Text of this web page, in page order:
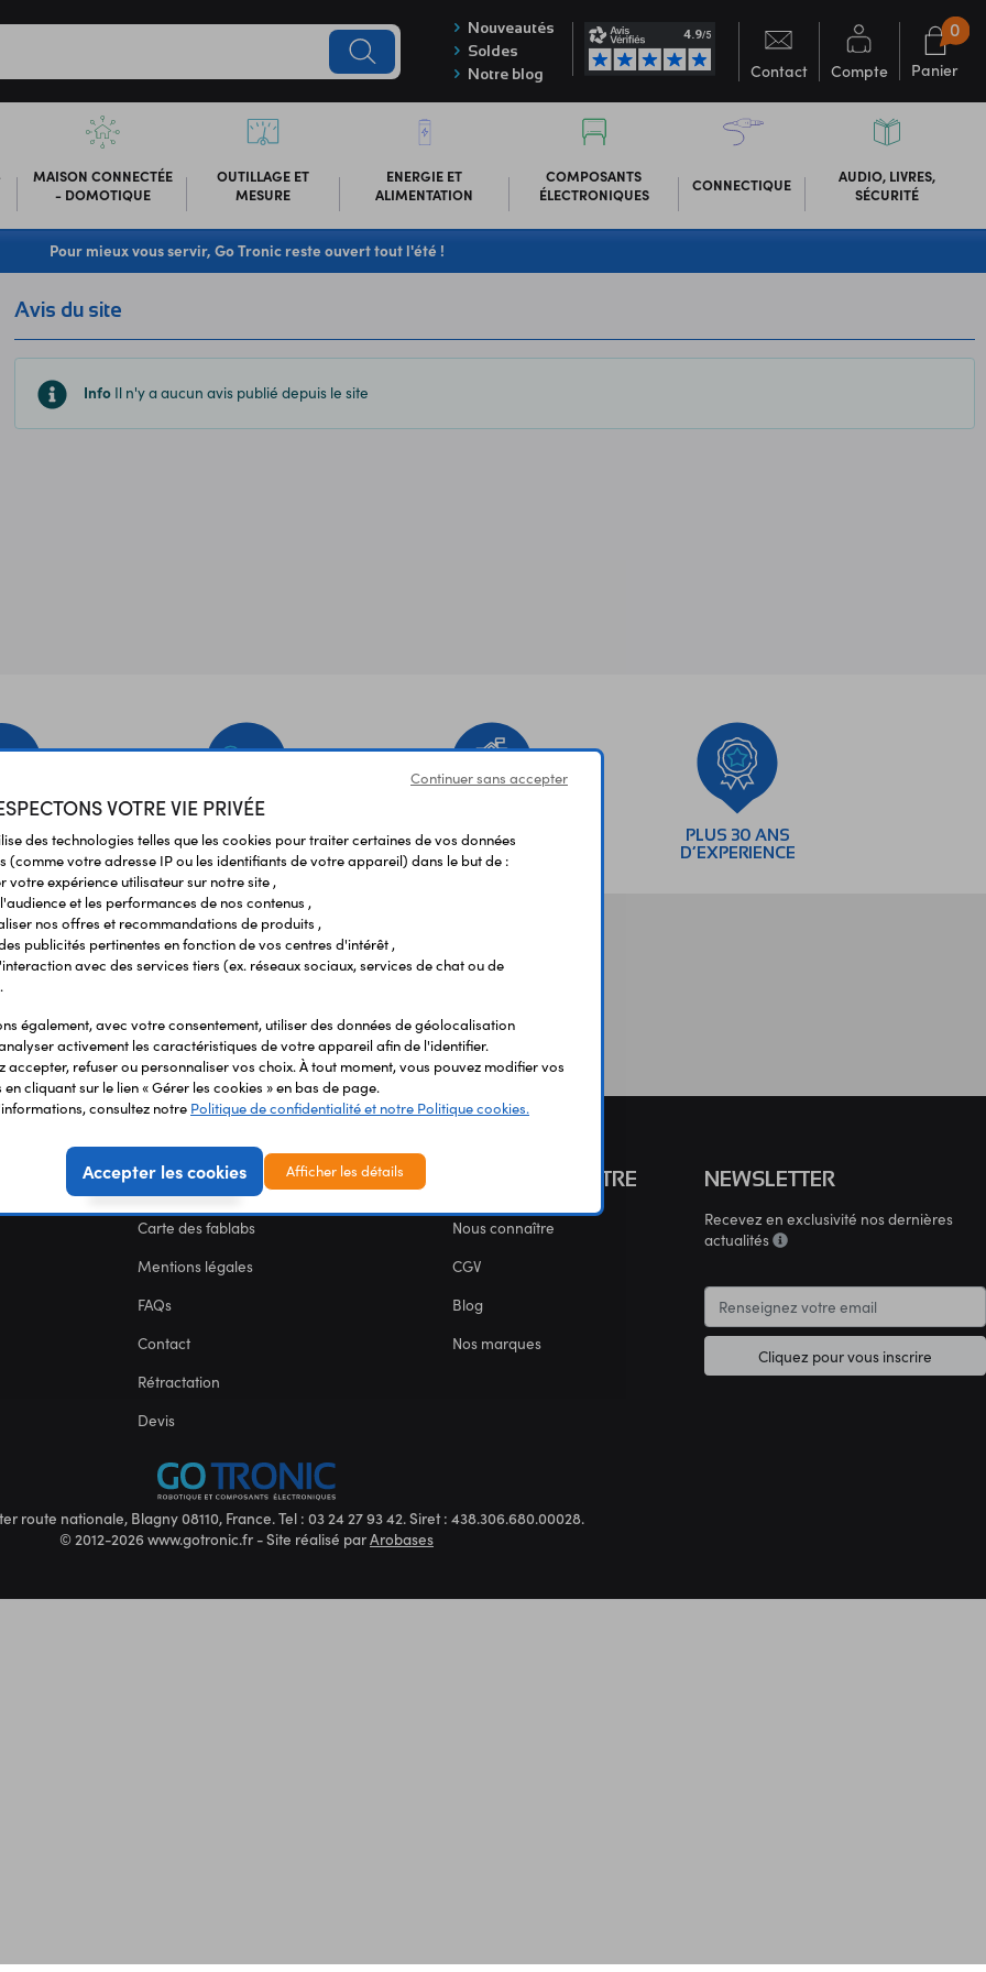
Nouveautés
Soldes
Notre blog
Contact Compte Panier
0
MAISON CONNECTÉE
- DOMOTIQUE
OUTILLAGE ET
MESURE
ENERGIE ET
ALIMENTATION
COMPOSANTS
ÉLECTRONIQUES
CONNECTIQUE
AUDIO, LIVRES,
SÉCURITÉ
Pour mieux vous servir, Go Tronic reste ouvert tout l'été !
Avis du site
Info Il n'y a aucun avis publié depuis le site
LIVRAISON
RAPIDE
ÉTABLISSEMENTS
SCOLAIRES
PLUS 30 ANS
D’EXPERIENCE
Vos aviset témoignages
SERVICES
Carte des fablabs
Mentions légales
FAQs
Contact
Rétractation
Devis
NOUS CONNAÎTRE
Nous connaître
CGV
Blog
Nos marques
NEWSLETTER
Recevez en exclusivité nos dernières
actualités
Cliquez pour vous inscrire
route nationale, Blagny 08110, France. Tel : 03 24 27 93 42. Siret : 438.306.680.00028.
© 2012-2026 www.gotronic.fr - Site réalisé parArobases
Continuer sans accepter
VOTRE VIE PRIVÉE
des technologies telles que les cookies pour traiter certaines de vos données
(comme votre adresse IP ou les identifiants de votre appareil) dans le but de :
votre expérience utilisateur sur notre site ,
et les performances de nos contenus ,
nos offres et recommandations de produits ,
publicités pertinentes en fonction de vos centres d'intérêt ,
avec des services tiers (ex. réseaux sociaux, services de chat ou de
également, avec votre consentement, utiliser des données de géolocalisation
activement les caractéristiques de votre appareil afin de l'identifier.
accepter, refuser ou personnaliser vos choix. À tout moment, vous pouvez modifier vos
cliquant sur le lien « Gérer les cookies » en bas de page.
consultez notre Politique de confidentialité et notre Politique cookies.
Accepter les cookies Afficher les détails